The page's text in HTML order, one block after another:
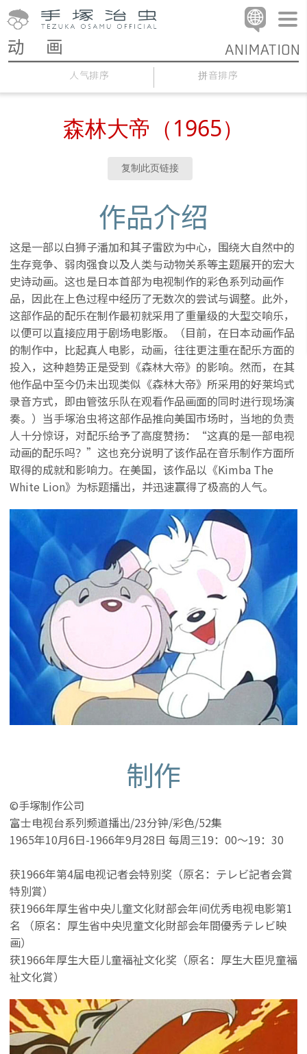
人气排序 拼音排序
森林大帝（1965）
复制此页链接
作品介绍
这是一部以白狮子潘加和其子雷欧为中心，围绕大自然中的
生存竞争、弱肉强食以及人类与动物关系等主题展开的宏大
史诗动画。这也是日本首部为电视制作的彩色系列动画作
品，因此在上色过程中经历了无数次的尝试与调整。此外，
这部作品的配乐在制作最初就采用了重量级的大型交响乐，
以便可以直接应用于剧场电影版。（目前，在日本动画作品
的制作中，比起真人电影，动画，往往更注重在配乐方面的
投入，这种趋势正是受到《森林大帝》的影响。然而，在其
他作品中至今仍未出现类似《森林大帝》所采用的好莱坞式
录音方式，即由管弦乐队在观看作品画面的同时进行现场演
奏。）当手塚治虫将这部作品推向美国市场时，当地的负责
人十分惊讶，对配乐给予了高度赞扬：“这真的是一部电视
动画的配乐吗？”这也充分说明了该作品在音乐制作方面所
取得的成就和影响力。在美国，该作品以《Kimba The
White Lion》为标题播出，并迅速赢得了极高的人气。
制作
©手塚制作公司
富士电视台系列频道播出/23分钟/彩色/52集
1965年10月6日-1966年9月28日 每周三19：00～19：30
获1966年第4届电视记者会特别奖（原名：テレビ記者会賞
特別賞）
获1966年厚生省中央儿童文化财部会年间优秀电视电影第1
名 （原名：厚生省中央児童文化財部会年間優秀テレビ映
画）
获1966年厚生大臣儿童福祉文化奖（原名：厚生大臣児童福
祉文化賞）